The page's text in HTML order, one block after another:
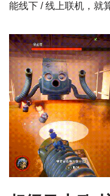
能线下 / 线上联机，就